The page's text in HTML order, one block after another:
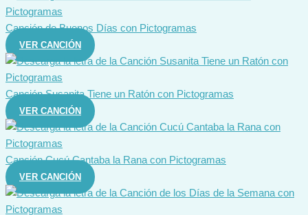
Canción de Buenos Días con Pictogramas
VER CANCIÓN
Canción Susanita Tiene un Ratón con Pictogramas
VER CANCIÓN
Canción Cucú Cantaba la Rana con Pictogramas
VER CANCIÓN